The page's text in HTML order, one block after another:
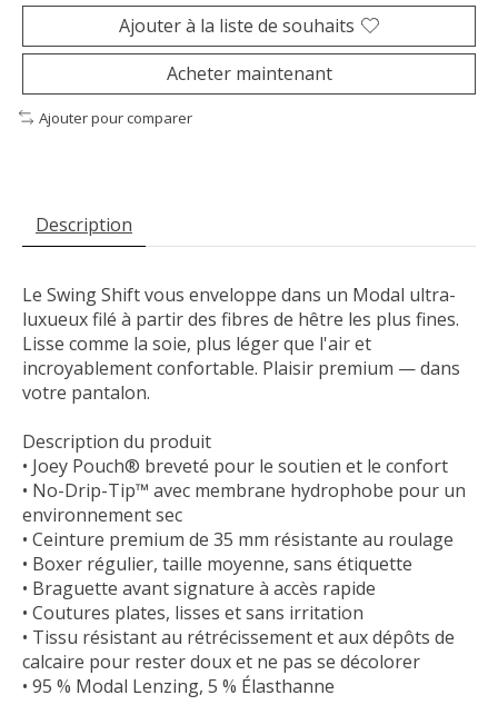
Ajouter à la liste de souhaits
Acheter maintenant
Ajouter pour comparer
Description
Le Swing Shift vous enveloppe dans un Modal ultra-
luxueux filé à partir des fibres de hêtre les plus fines.
Lisse comme la soie, plus léger que l'air et
incroyablement confortable. Plaisir premium — dans
votre pantalon.
Description du produit
• Joey Pouch® breveté pour le soutien et le confort
• No-Drip-Tip™ avec membrane hydrophobe pour un
environnement sec
• Ceinture premium de 35 mm résistante au roulage
• Boxer régulier, taille moyenne, sans étiquette
• Braguette avant signature à accès rapide
• Coutures plates, lisses et sans irritation
• Tissu résistant au rétrécissement et aux dépôts de
calcaire pour rester doux et ne pas se décolorer
• 95 % Modal Lenzing, 5 % Élasthanne